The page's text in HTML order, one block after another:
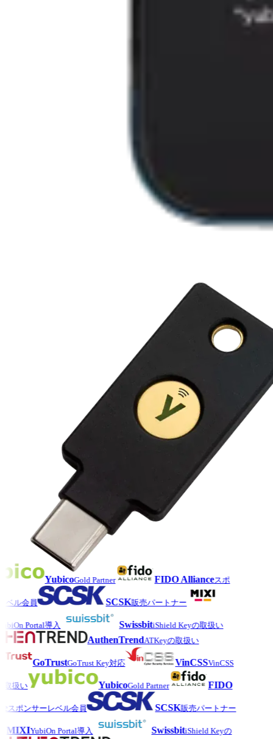
YubicoGold Partner FIDO Allianceスポ
ル会員 SCSK販売パートナー
Portal導入 SwissbitiShield Keyの取扱い
AuthenTrendATKeyの取扱い
GoTrustGoTrust Key対応 VinCSSVinCSS
扱い YubicoGold Partner FIDO
スポンサーレベル会員 SCSK販売パートナー
MIXIYubiOn Portal導入 SwissbitiShield Keyの